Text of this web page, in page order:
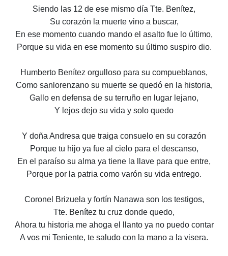
Siendo las 12 de ese mismo día Tte. Benítez,
Su corazón la muerte vino a buscar,
En ese momento cuando mando el asalto fue lo último,
Porque su vida en ese momento su último suspiro dio.
Humberto Benítez orgulloso para su compueblanos,
Como sanlorenzano su muerte se quedó en la historia,
Gallo en defensa de su terruño en lugar lejano,
Y lejos dejo su vida y solo quedo
Y doña Andresa que traiga consuelo en su corazón
Porque tu hijo ya fue al cielo para el descanso,
En el paraíso su alma ya tiene la llave para que entre,
Porque por la patria como varón su vida entrego.
Coronel Brizuela y fortín Nanawa son los testigos,
Tte. Benítez tu cruz donde quedo,
Ahora tu historia me ahoga el llanto ya no puedo contar
A vos mi Teniente, te saludo con la mano a la visera.